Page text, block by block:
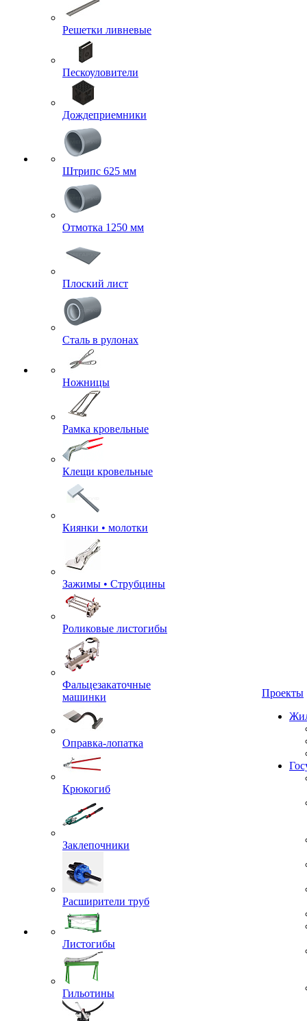
Решетки ливневые
Пескоуловители
Дождеприемники
Штрипс 625 мм
Отмотка 1250 мм
Плоский лист
Сталь в рулонах
Ножницы
Рамка кровельные
Клещи кровельные
Киянки • молотки
Зажимы • Струбцины
Роликовые листогибы
Фальцезакаточные
машинки
Оправка-лопатка
Крюкогиб
Заклепочники
Расширители труб
Листогибы
Гильотины
Проекты